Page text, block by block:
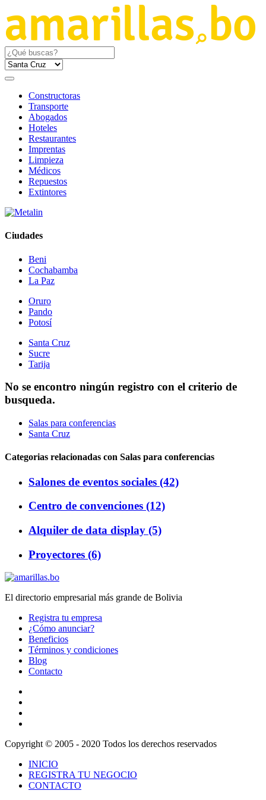
Constructoras
Transporte
Abogados
Hoteles
Restaurantes
Imprentas
Limpieza
Médicos
Repuestos
Extintores
Ciudades
Beni
Cochabamba
La Paz
Oruro
Pando
Potosí
Santa Cruz
Sucre
Tarija
No se encontro ningún registro con el criterio de
busqueda.
Salas para conferencias
Santa Cruz
Categorias relacionadas con Salas para conferencias
Salones de eventos sociales (42)
Centro de convenciones (12)
Alquiler de data display (5)
Proyectores (6)
El directorio empresarial más grande de Bolivia
Registra tu empresa
¿Cómo anunciar?
Beneficios
Términos y condiciones
Blog
Contacto
Copyright © 2005 - 2020 Todos los derechos reservados
INICIO
REGISTRA TU NEGOCIO
CONTACTO